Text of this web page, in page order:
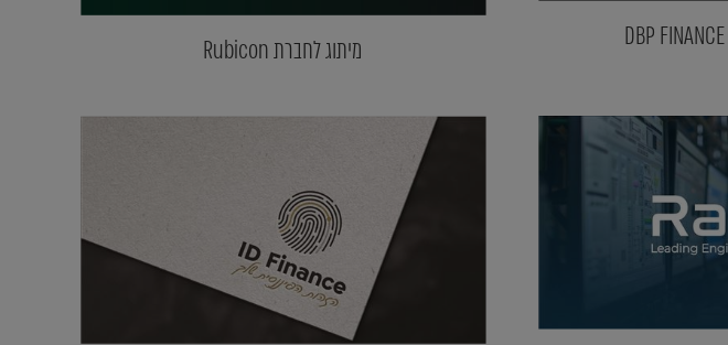
מיתוג לחברת Rubicon